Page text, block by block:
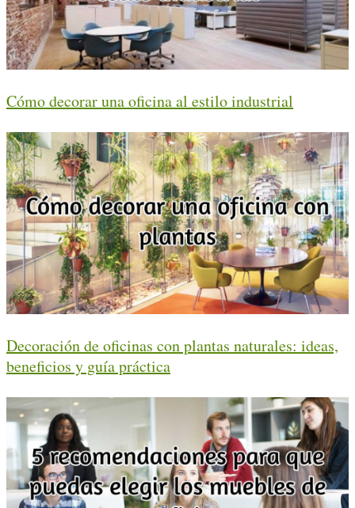
Cómo decorar una oficina al estilo industrial
Decoración de oficinas con plantas naturales: ideas,
beneficios y guía práctica